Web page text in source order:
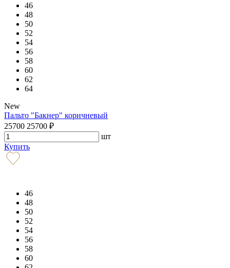
46
48
50
52
54
56
58
60
62
64
New
Пальто "Бакнер" коричневый
25700 25700 ₽
шт
Купить
46
48
50
52
54
56
58
60